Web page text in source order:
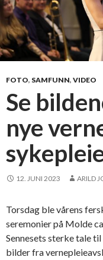
FOTO, SAMFUNN, VIDEO
Se
nye
12. JUNI 2023 ARILD
Torsdag ble vårens
seremonier på Molde
Sennesets sterke tale
bilder fra